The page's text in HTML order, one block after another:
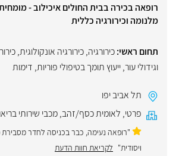
רופאה בכירה בבית החולים איכילוב -
מלנומה וכירורגיה כללית
תחום ראשי:כירורגיה,כירורגיה אונקולוגית,
וגידולי עור,ייעוץ תומך בטיפולי פוריות, דימות
תל אביב יפו
פרטי, לאומית כסף/זהב,מכבי שירותי
"רופאה נעימה, כבר בכניסה לחדר מסבירת
ויסודית" לקריאת חוות הדעת